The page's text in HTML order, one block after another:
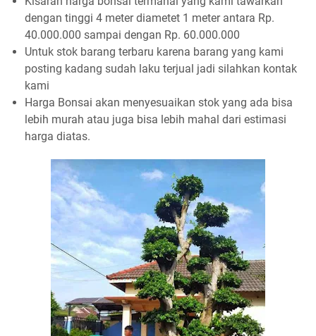
dengan tinggi 4 meter diametet 1 meter antara Rp.
40.000.000 sampai dengan Rp. 60.000.000
Untuk stok barang terbaru karena barang yang kami
posting kadang sudah laku terjual jadi silahkan kontak
kami
Harga Bonsai akan menyesuaikan stok yang ada bisa
lebih murah atau juga bisa lebih mahal dari estimasi
harga diatas.